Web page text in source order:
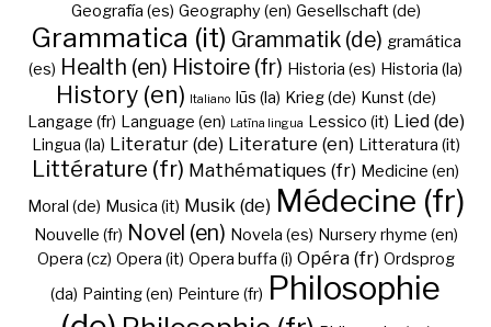
Geografía (es) Geography (en) Gesellschaft (de)
Grammatica (it) Grammatik (de) gramática
(es) Health (en) Histoire (fr) Historia (es) Historia (la)
History (en) Italiano Iūs (la) Krieg (de) Kunst (de)
Langage (fr) Language (en) Latīna lingua Lessico (it) Lied (de)
Lingua (la) Literatur (de) Literature (en) Litteratura (it)
Littérature (fr) Mathématiques (fr) Medicine (en)
Moral (de) Musica (it) Musik (de) Médecine (fr)
Nouvelle (fr) Novel (en) Novela (es) Nursery rhyme (en)
Opera (cz) Opera (it) Opera buffa (i) Opéra (fr) Ordsprog
(da) Painting (en) Peinture (fr) Philosophie